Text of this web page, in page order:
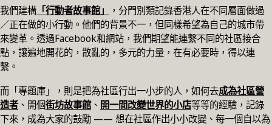
我們建構 「行動者故事館」
，分門別類記錄香港人在不同層面做過
／正在做的小行動。他們的背景不一，但同樣希望為自己的城市帶
來變革。透過Facebook和網站，我們期望能連繫不同的社區接合
點，讓遍地開花的，散亂的，多元的力量，在有必要時，得以連
繫。
而「專題庫」，則是把為社區行出一小步的人，如何去成為社區營
造者、開個街坊故事館、 開一間改變世界的小店等等的經驗，記錄
下來，成為大家的鼓勵 —— 想在社區作出小小改變、每一個自以為